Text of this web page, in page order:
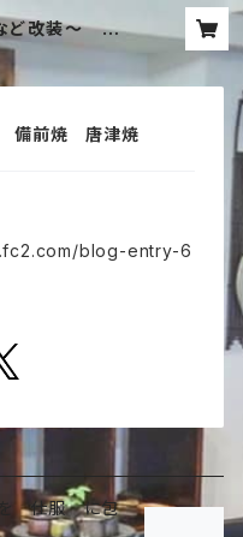
ど改装〜 備
土（みと）
門店 ぐい呑み
ぐい飲み 中国
備前焼 唐津焼
blog-entry-6
仕服 に包